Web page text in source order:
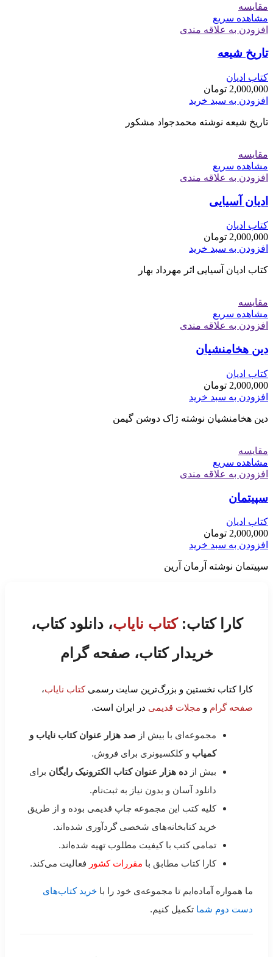
مقایسه
مشاهده سریع
افزودن به علاقه مندی
تاریخ شیعه
کتاب ادیان
2,000,000 تومان
افزودن به سبد خرید
تاریخ شیعه نوشته محمدجواد مشکور
مقایسه
مشاهده سریع
افزودن به علاقه مندی
ادیان آسیایی
کتاب ادیان
2,000,000 تومان
افزودن به سبد خرید
کتاب ادیان آسیایی اثر مهرداد بهار
مقایسه
مشاهده سریع
افزودن به علاقه مندی
دین هخامنشیان
کتاب ادیان
2,000,000 تومان
افزودن به سبد خرید
دین هخامنشیان نوشته ژاک دوشن گیمن
مقایسه
مشاهده سریع
افزودن به علاقه مندی
سپیتمان
کتاب ادیان
2,000,000 تومان
افزودن به سبد خرید
سپیتمان نوشته آرمان آرین
کارا کتاب:کتاب نایاب، دانلود کتاب،
خریدار کتاب، صفحه گرام
کارا کتاب نخستین و بزرگ‌ترین سایت رسمیکتاب نایاب،
صفحه گرام و مجلات قدیمی در ایران است.
مجموعه‌ای با بیش از صد هزار عنوان کتاب نایاب و
کمیاب و کلکسیونری برای فروش.
بیش از ده هزار عنوان کتاب الکترونیک رایگان برای
دانلود آسان و بدون نیاز به ثبت‌نام.
کلیه کتب این مجموعه چاپ قدیمی بوده و از طریق
خرید کتابخانه‌های شخصی گردآوری شده‌اند.
تمامی کتب با کیفیت مطلوب تهیه شده‌اند.
کارا کتاب مطابق با مقررات کشور فعالیت می‌کند.
ما همواره آماده‌ایم تا مجموعه‌ی خود را با خرید کتاب‌های
دست دوم شما تکمیل کنیم.